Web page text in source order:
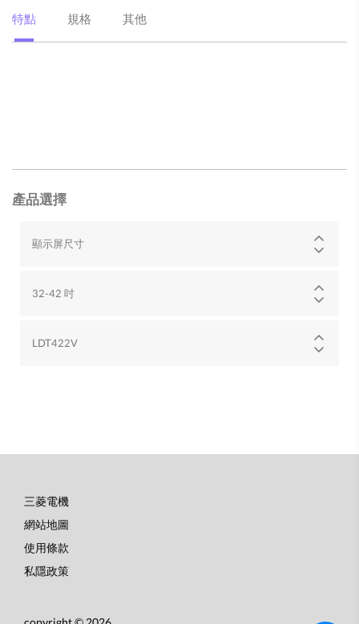
特點 規格 其他
產品選擇
顯示屏尺寸
32-42 吋
LDT422V
底
部
選
三菱電機
網站地圖
使用條款
私隱政策